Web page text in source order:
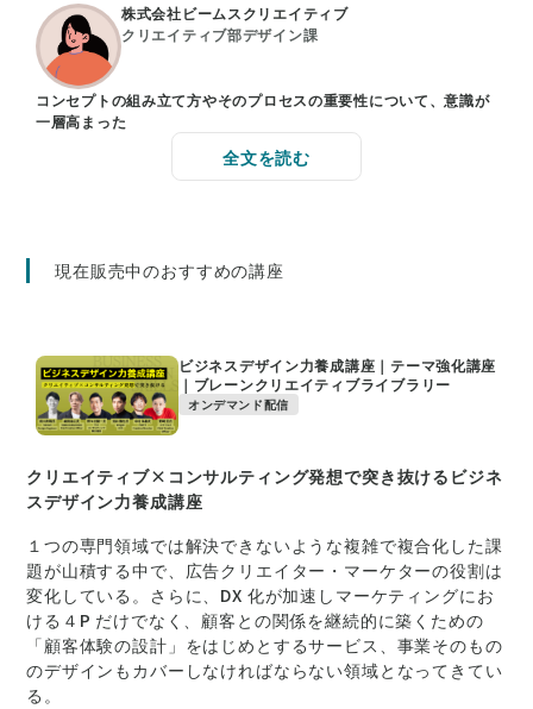
株式会社ビームスクリエイティブ
クリエイティブ部デザイン課
コンセプトの組み立て方やそのプロセスの重要性について、意識が
一層高まった
全文を読む
現在販売中のおすすめの講座
ビジネスデザイン力養成講座｜テーマ強化講座
｜ブレーンクリエイティブライブラリー
オンデマンド配信
クリエイティブ×コンサルティング発想で突き抜けるビジネ
スデザイン力養成講座
１つの専門領域では解決できないような複雑で複合化した課
題が山積する中で、広告クリエイター・マーケターの役割は
変化している。さらに、DX 化が加速しマーケティングにお
ける４P だけでなく、顧客との関係を継続的に築くための
「顧客体験の設計」をはじめとするサービス、事業そのもの
のデザインもカバーしなければならない領域となってきてい
る。